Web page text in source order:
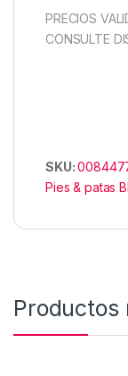
PRECIOS
CONSULTE
SKU:
Pies & patas
Productos